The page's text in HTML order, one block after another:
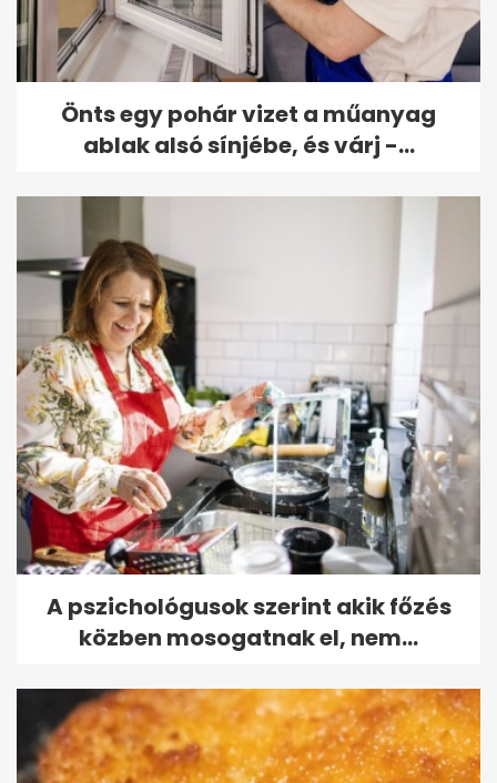
Önts egy pohár vizet a műanyag
ablak alsó sínjébe, és várj -...
A pszichológusok szerint akik főzés
közben mosogatnak el, nem...